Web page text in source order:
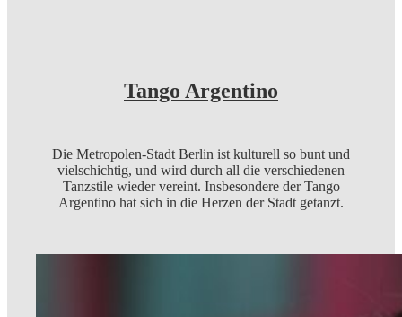
Tango Argentino
Die Metropolen-Stadt Berlin ist kulturell so bunt und
vielschichtig, und wird durch all die verschiedenen
Tanzstile wieder vereint. Insbesondere der Tango
Argentino hat sich in die Herzen der Stadt getanzt.